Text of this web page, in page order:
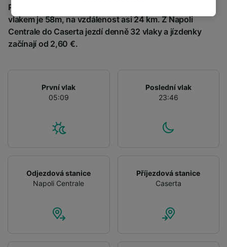
Průměrná doba cestování z Napoli Centrale do Caserta
vlakem je 58m, na vzdálenost asi 24 km. Z Napoli
Centrale do Caserta jezdí denně 32 vlaky a jízdenky
začínají od 2,60 €.
První vlak
05:09
Poslední vlak
23:46
Odjezdová stanice
Napoli Centrale
Příjezdová stanice
Caserta
track you.
We and our partners process data to provide:
Use precise geolocation data. Actively scan
and/or access information on a device.
advertising and content measurement,
audience research and services development.
List of Partners